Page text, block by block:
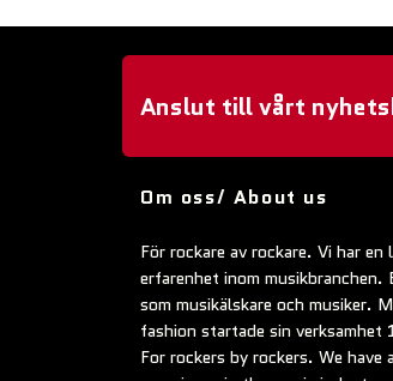
Anslut till vårt
Om oss/ About us
För rockare av rockare. Vi har en
erfarenhet inom musikbranchen.
som musikälskare och musiker.
fashion startade sin verksamhet
For rockers by rockers. We have